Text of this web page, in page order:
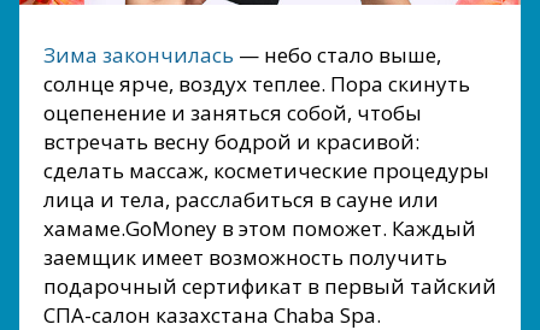
Зима закончилась — небо стало выше,
солнце ярче, воздух теплее. Пора скинуть
оцепенение и заняться собой, чтобы
встречать весну бодрой и красивой:
сделать массаж, косметические процедуры
лица и тела, расслабиться в сауне или
хамаме.GoMoney в этом поможет. Каждый
заемщик имеет возможность получить
подарочный сертификат в первый тайский
СПА-салон казахстана Chaba Spa.